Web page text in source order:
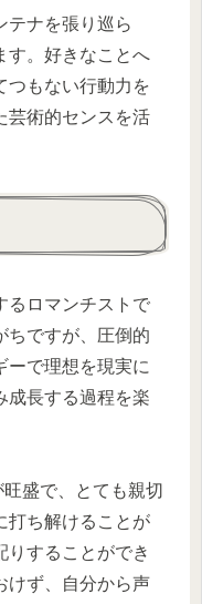
テナを張り巡ら
す。好きなことへ
つもない行動力を
芸術的センスを活
るロマンチストで
ちですが、圧倒的
ーで理想を現実に
成長する過程を楽
盛で、とても親切
打ち解けることが
りすることができ
けず、自分から声